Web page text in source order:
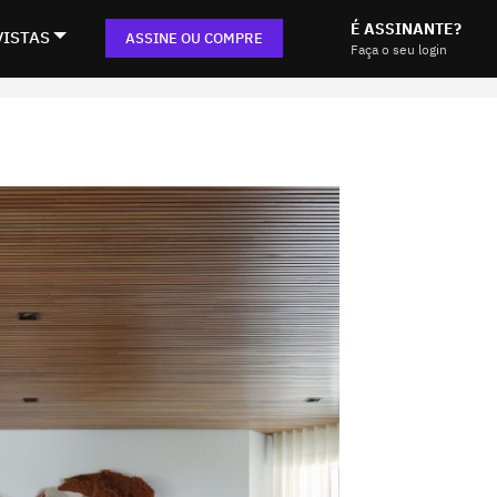
ASSINE OU COMPRE É ASSINANTE?
Faça o seu login